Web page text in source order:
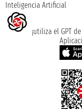
Inteligencia Artificial
¡utiliza el GPT